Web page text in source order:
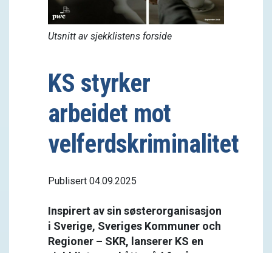
Utsnitt av sjekklistens forside
KS styrker
arbeidet mot
velferdskriminalitet
Publisert 04.09.2025
Inspirert av sin søsterorganisasjon
i Sverige, Sveriges Kommuner och
Regioner – SKR, lanserer KS en